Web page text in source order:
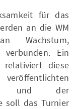
für das
an die WM
Wachstum,
verbunden. Ein
diese
und der
soll das Turnier